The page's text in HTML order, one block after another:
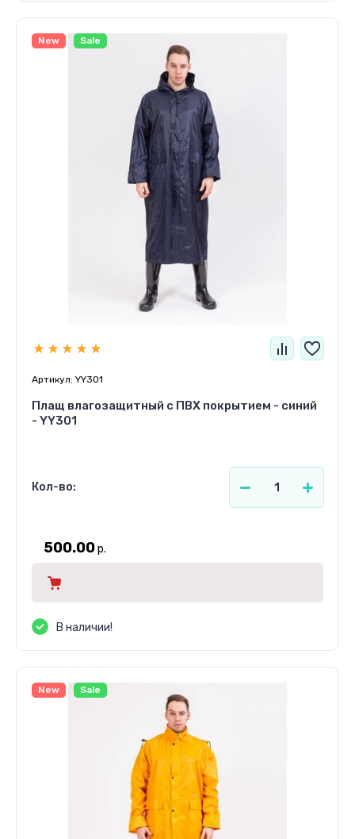
New Sale
Артикул: YY301
Плащ влагозащитный c ПВХ покрытием - синий
- YY301
Кол-во:
500.00р.
В наличии!
New Sale